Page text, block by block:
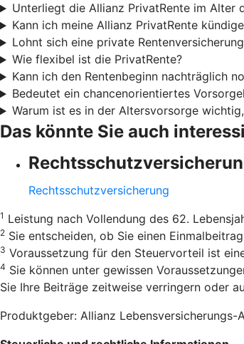
Unterliegt die Allianz PrivatRente im Alter
Kann ich meine Allianz PrivatRente
Lohnt sich eine private
Wie flexibel ist die PrivatRente?
Kann ich den Rentenbeginn nachträglich
Bedeutet ein chancenorientiertes
Warum ist es in der Altersvorsorge
Das könnte Sie auch
Rechtsschutzversicherung
1 Leistung nach Vollendung des 62.
2 Sie entscheiden, ob Sie einen
3 Voraussetzung für den Steuervorteil ist
4 Sie können unter gewissen
Sie Ihre Beiträge zeitweise verringern oder
Produktgeber: Allianz Lebensversicherungs-